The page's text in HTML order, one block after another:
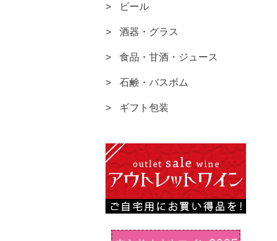
ビール
酒器・グラス
食品・甘酒・ジュース
石鹸・バスボム
ギフト包装